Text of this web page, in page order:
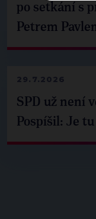
po setkání s
Petrem
29.7.2026
SPD už není
Pospíšil: Je